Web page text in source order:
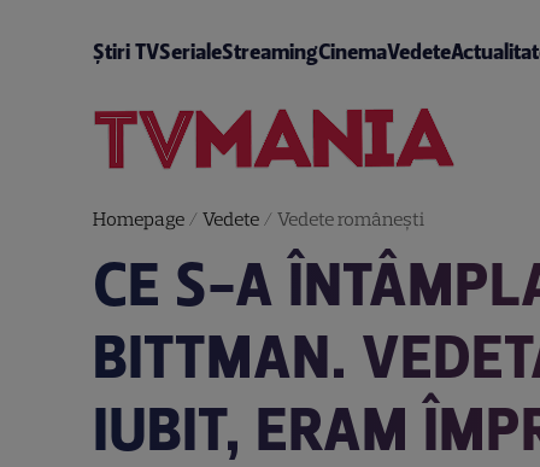
Știri TVSerialeStreamingCinemaVedete
Homepage/ Vedete/ Vedete româneşti
CE S-A
BITTMAN.
IUBIT, ERAM